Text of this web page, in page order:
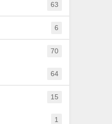
63
6
70
64
15
1